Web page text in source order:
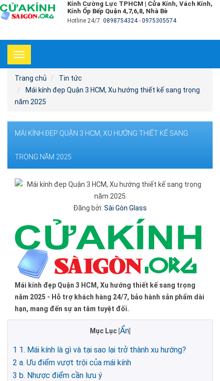
Kính Cường Lực TPHCM | Cửa Kính, Vách Kính,
Kính Ốp Bếp Quận 4,7,6,8, Nhà Bè
Hotline 24/7: 0898754324- 0975305574
Toggle
navigation
Trang chủ
Tin tức
Mái kính đẹp Quận 3 HCM, Xu hướng thiết kế sang trọng
năm 2025
MÁI KÍNH ĐẸP QUẬN 3 HCM, XU HƯỚNG THIẾT KẾ SANG
TRỌNG NĂM 2025
Đăng bởi: Sài Gòn Glass
Mái kính đẹp Quận 3 HCM, Xu hướng thiết kế sang trọng
năm 2025 - Hỗ trợ khách hàng 24/7, bảo hành sản phẩm dài
hạn, mang đến sự an tâm tuyệt đối.
Mục Lục Ẩn]
1 1. Mái kính là gì và tại sao lại trở thành xu hướng?
2 a. Ưu điểm vượt trội của mái kính
3 b. Nhược điểm cần lưu ý